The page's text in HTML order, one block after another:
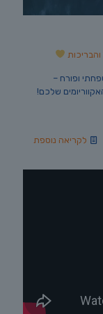
ופורח –
שלכם!
לקריאה נוספת